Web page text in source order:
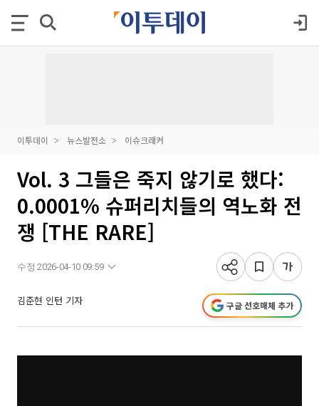
이투데이 뉴스발전소 이슈크래커
Vol. 3 그들은 죽지 않기로 했다:
0.0001% 슈퍼리치들의 역노화 전
쟁 [THE RARE]
수정 2026-04-10 09:59
김준현 인턴 기자 구글 선호매체 추가